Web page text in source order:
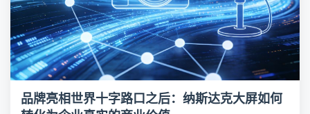
品牌亮相世界十字路口之后：纳斯达克大屏如何